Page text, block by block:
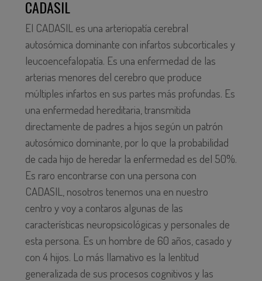
CADASIL
El CADASIL es una arteriopatía cerebral
autosómica dominante con infartos subcorticales y
leucoencefalopatía. Es una enfermedad de las
arterias menores del cerebro que produce
múltiples infartos en sus partes más profundas. Es
una enfermedad hereditaria, transmitida
directamente de padres a hijos según un patrón
autosómico dominante, por lo que la probabilidad
de cada hijo de heredar la enfermedad es del 50%.
Es raro encontrarse con una persona con
CADASIL, nosotros tenemos una en nuestro
centro y voy a contaros algunas de las
características neuropsicológicas y personales de
esta persona. Es un hombre de 60 años, casado y
con 4 hijos. Lo más llamativo es la lentitud
generalizada de sus procesos cognitivos y las